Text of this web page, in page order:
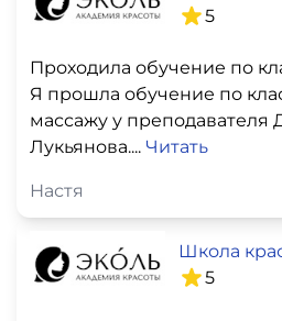
5
Я прошла обучение по
массажу у преподавателя
Лукьянова.... Читать
Настя
Школа
5